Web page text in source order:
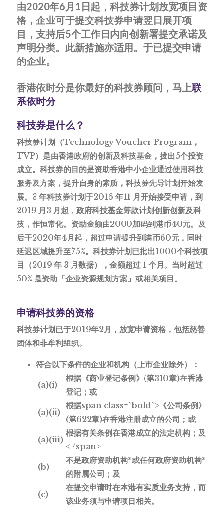
由2020年6月1日起，科技券计划放宽项目资
格，企业可于提交科技券申请翌日展开项
目，支持后5个工作日内向创新署提交承诺及
声明分类。此新措施亦适用。于已提交申请
的企业。
香港依时分是你最好的科技券顾问，马上联
系依时分
科技券是什么？
科技券计划（Technology Voucher Program，
TVP）是由香港政府的创新及科技基金，拨出5个投资
成立。科技券的目的是资助香港中小企业通过使用科技
服务及方案，提升自身的素质，科技券先导计划开始发
展。3 年科技券计划于2016 年11 月开始接受申请，到
2019 月3 月起，政府科技基金筹款计划创新创新及科
技，作恒常化。资助金额由2000加码到港币40元。及
后于2020年4月起，超过申请提升到港币60元，同时
延迟区域提升至75%。科技券计划已批出1000个科技项
目（2019 年 3 月数据），金额超过 1 个月。当时超过
50% 是资助「企业资源规划方案」或相关项目。
申请科技券的资格
科技券计划已于2019年2月，放宽申请资格，包括慈善
团体和非牟利组织。
符合以下条件的企业和机构（上市企业除外）：
(a)(i)
根据《商业登记条例》(第310章)在香港
登记；或
(a)(ii)
根据span class=”bold”>《公司条例》
(第622章)在香港注册成立的公司；或
(a)(iii)
根据有关条例在香港成立的法定机构； 及
< /span>
(b)
不是政府资助机构*或任何政府资助机构*
的附属公司； 及
(c)
在提交申请时在本港有实质业务支持，而
该业务须与申请项目相关。